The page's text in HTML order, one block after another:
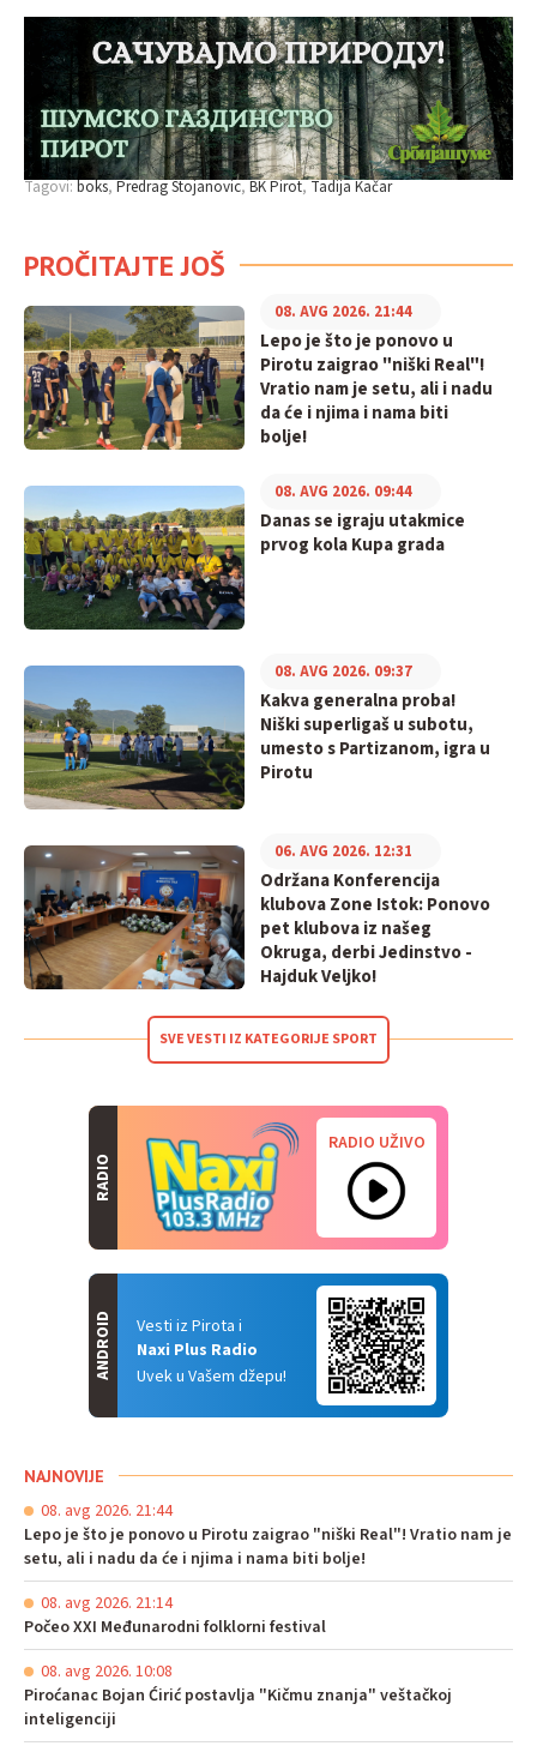
Tagovi:boks Predrag Stojanovic BK Pirot Tadija Kačar
PROČITAJTE JOŠ
Lepo je što je ponovo u
Pirotu zaigrao "niški Real"!
Vratio nam je setu, ali i nadu
da će i njima i nama biti
bolje!
08. AVG 2026. 21:44
Danas se igraju utakmice
prvog kola Kupa grada
08. AVG 2026. 09:44
Kakva generalna proba!
Niški superligaš u subotu,
umesto s Partizanom, igra u
Pirotu
08. AVG 2026. 09:37
Održana Konferencija
klubova Zone Istok: Ponovo
pet klubova iz našeg
Okruga, derbi Jedinstvo -
Hajduk Veljko!
06. AVG 2026. 12:31
SVE VESTI IZ KATEGORIJE SPORT
RADIO
RADIO UŽIVO
Vesti iz Pirota i
Naxi Plus Radio
Uvek u Vašem džepu!
ANDROID
NAJNOVIJE
08. avg 2026. 21:44
Lepo je što je ponovo u Pirotu zaigrao "niški Real"! Vratio nam je
setu, ali i nadu da će i njima i nama biti bolje!
08. avg 2026. 21:14
Počeo XXI Međunarodni folklorni festival
08. avg 2026. 10:08
Piroćanac Bojan Ćirić postavlja "Kičmu znanja" veštačkoj
inteligenciji